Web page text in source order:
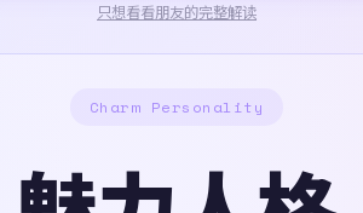
只想看看朋友的完整解读
Charm Personality